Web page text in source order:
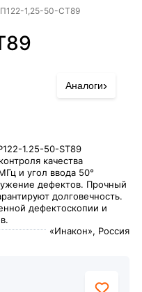
П122-1,25-50-СТ89
Аналоги›
1.25-50-ST89
качества
и угол ввода 50°
дефектов. Прочный
долговечность.
дефектоскопии и
«Инакон», Россия